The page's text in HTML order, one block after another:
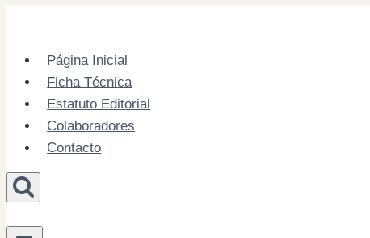
contentPágina Inicial
Ficha Técnica
Estatuto Editorial
Colaboradores
Contacto